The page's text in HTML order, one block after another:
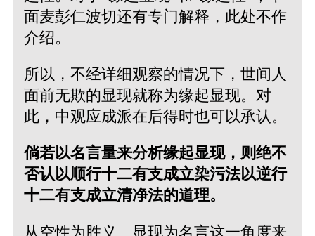
面麦彭仁波切还有专门解释，此处不作
介绍。
所以，不经详细观察的情况下，世间人
面前无欺的显现就称为缘起显现。对
此，中观应成派在后得时也可以承认。
倘若以名言量来分析缘起显现，则绝不
否认以顺行十二有支成立染污法以逆行
十二有支成立清净法的道理。
从空性为胜义、显现为名言这一角度来